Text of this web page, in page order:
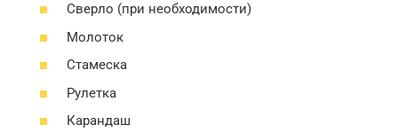
Сверло (при необходимости)
Молоток
Стамеска
Рулетка
Карандаш